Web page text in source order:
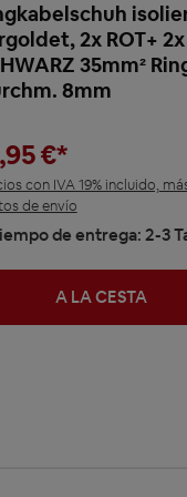
2x ROT+ 2x
35mm²
8mm
€*
con IVA 19% incluido,
de envío
de entrega: 2-3
A LA CESTA